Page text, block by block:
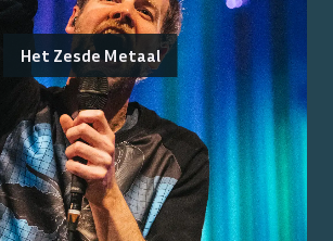
Het Zesde Metaal